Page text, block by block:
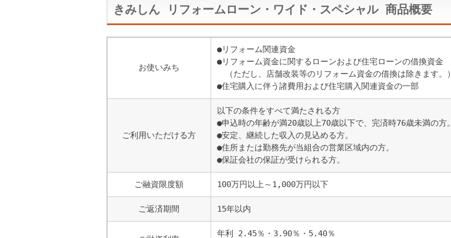
きみしん リフォームローン・ワイド・スペシャル 商品概要
お使いみち
●リフォーム関連資金
●リフォーム資金に関するローンおよび住宅ローンの借換資金
（ただし、店舗改装等のリフォーム資金の借換は除きます。）
●住宅購入に伴う諸費用および住宅購入関連資金の一部
ご利用いただける方
以下の条件をすべて満たされる方
●申込時の年齢が満20歳以上70歳以下で、完済時76歳未満の方。
●安定、継続した収入の見込める方。
●住所または勤務先が当組合の営業区域内の方。
●保証会社の保証が受けられる方。
ご融資限度額 100万円以上～1,000万円以下
ご返済期間 15年以内
年利 2.45％・3.90％・5.40％